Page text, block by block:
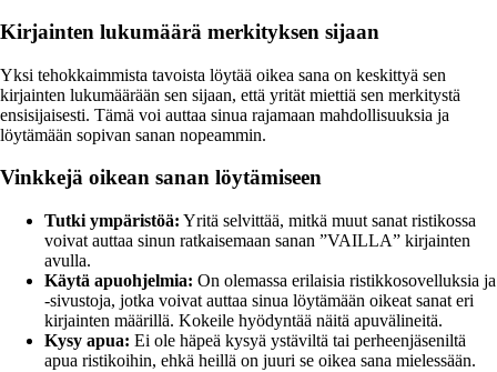
Kirjainten lukumäärä merkityksen sijaan
Yksi tehokkaimmista tavoista löytää oikea sana on keskittyä sen
kirjainten lukumäärään sen sijaan, että yrität miettiä sen merkitystä
ensisijaisesti. Tämä voi auttaa sinua rajamaan mahdollisuuksia ja
löytämään sopivan sanan nopeammin.
Vinkkejä oikean sanan löytämiseen
Tutki ympäristöä: Yritä selvittää, mitkä muut sanat ristikossa
voivat auttaa sinun ratkaisemaan sanan ”VAILLA” kirjainten
avulla.
Käytä apuohjelmia: On olemassa erilaisia ristikkosovelluksia ja
-sivustoja, jotka voivat auttaa sinua löytämään oikeat sanat eri
kirjainten määrillä. Kokeile hyödyntää näitä apuvälineitä.
Kysy apua: Ei ole häpeä kysyä ystäviltä tai perheenjäseniltä
apua ristikoihin, ehkä heillä on juuri se oikea sana mielessään.